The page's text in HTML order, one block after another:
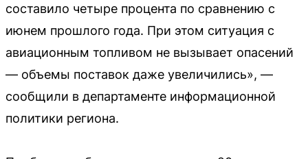
составило четыре процента по сравнению с
июнем прошлого года. При этом ситуация с
авиационным топливом не вызывает опасений
— объемы поставок даже увеличились», —
сообщили в департаменте информационной
политики региона.